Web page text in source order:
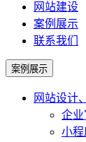
网站建设
案例展示
联系我们
案例展示
网站设计
企业
小程